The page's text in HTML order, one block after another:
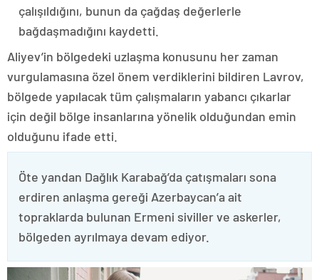
çalışıldığını, bunun da çağdaş değerlerle
bağdaşmadığını kaydetti.
Aliyev’in bölgedeki uzlaşma konusunu her zaman
vurgulamasına özel önem verdiklerini bildiren Lavrov,
bölgede yapılacak tüm çalışmaların yabancı çıkarlar
için değil bölge insanlarına yönelik olduğundan emin
olduğunu ifade etti.
Öte yandan Dağlık Karabağ’da çatışmaları sona
erdiren anlaşma gereği Azerbaycan’a ait
topraklarda bulunan Ermeni siviller ve askerler,
bölgeden ayrılmaya devam ediyor.